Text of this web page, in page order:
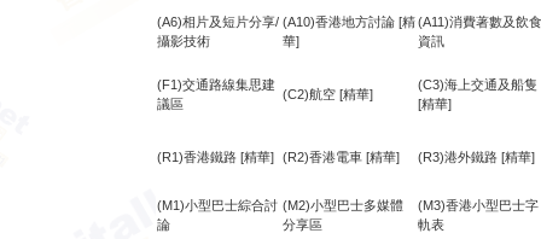
(A6)相片及短片分享/
攝影技術
(A10)香港地方討論 [精
華]
(A11)消費著數及飲食
資訊
(F1)交通路線集思建
議區
(C2)航空 [精華]
(C3)海上交通及船隻
[精華]
(R1)香港鐵路 [精華] (R2)香港電車 [精華] (R3)港外鐵路 [精華]
(M1)小型巴士綜合討
論
(M2)小型巴士多媒體
分享區
(M3)香港小型巴士字
軌表